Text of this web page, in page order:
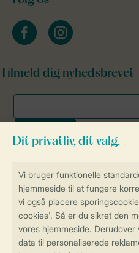
Sikker og hurtig online
Sikker datahåndtering
facebookinstagram
Tilmeld dig